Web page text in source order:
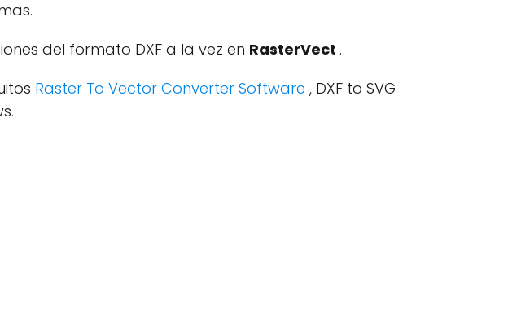
del formato DXF a la vez en RasterVect .
Raster To Vector Converter Software , DXF to SVG